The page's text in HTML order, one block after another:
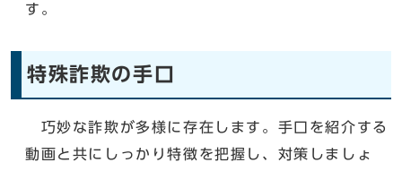
す。
特殊詐欺の手口
巧妙な詐欺が多様に存在します。手口を紹介する
動画と共にしっかり特徴を把握し、対策しましょ